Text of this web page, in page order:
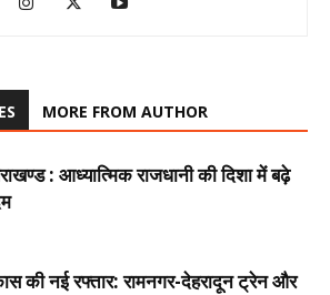
MORE FROM AUTHOR
: आध्यात्मिक राजधानी की दिशा में बढ़े
की नई रफ्तार: रामनगर-देहरादून ट्रेन और